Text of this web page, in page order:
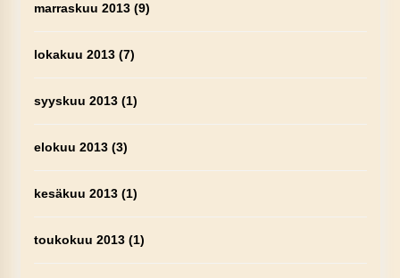
marraskuu 2013(9)
lokakuu 2013(7)
syyskuu 2013(1)
elokuu 2013(3)
kesäkuu 2013(1)
toukokuu 2013(1)